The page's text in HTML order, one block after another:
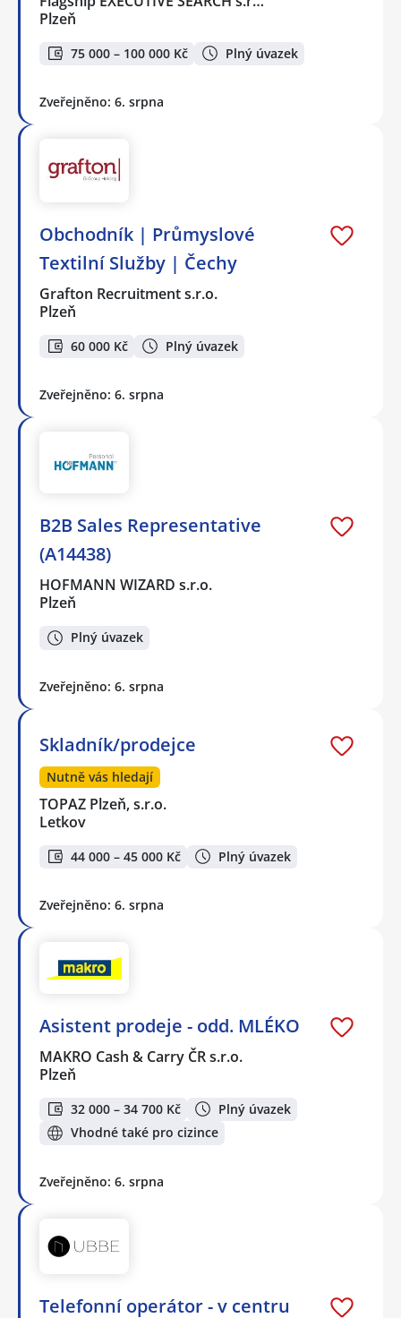
Plzeň
75 000 – 100 000 Kč Plný úvazek
Zveřejněno: 6. srpna
Obchodník | Průmyslové
Textilní Služby | Čechy
Grafton Recruitment s.r.o.
Plzeň
60 000 Kč Plný úvazek
Zveřejněno: 6. srpna
B2B Sales Representative
(A14438)
HOFMANN WIZARD s.r.o.
Plzeň
Plný úvazek
Zveřejněno: 6. srpna
Skladník/prodejce
Nutně vás hledají
TOPAZ Plzeň, s.r.o.
Letkov
44 000 – 45 000 Kč Plný úvazek
Zveřejněno: 6. srpna
Asistent prodeje - odd. MLÉKO
MAKRO Cash & Carry ČR s.r.o.
Plzeň
32 000 – 34 700 Kč
Plný úvazek
Vhodné také pro cizince
Zveřejněno: 6. srpna
Telefonní operátor - v centru